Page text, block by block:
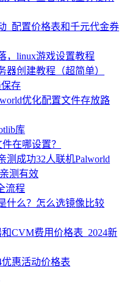
_配置价格表和千元代金券
，linux游戏设置教程
器创建教程（超简单）
存
优化配置文件存放路
库
在哪设置？
测成功32人联机Palworld
测有效
流程
什么？怎么选镜像比较
CVM费用价格表_2024新
惠活动价格表